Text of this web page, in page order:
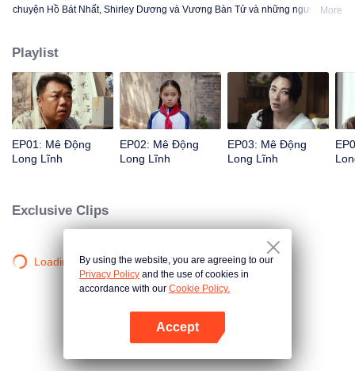
chuyện Hồ Bát Nhất, Shirley Dương và Vương Bàn Tử và những người khác
More
Playlist
EP01: Mê Động
Long Lĩnh
EP02: Mê Động
Long Lĩnh
EP03: Mê Động
Long Lĩnh
Exclusive Clips
Loading…By using the website, you are agreeing to our
Privacy Policy and the use of cookies in
accordance with our Cookie Policy.
Accept